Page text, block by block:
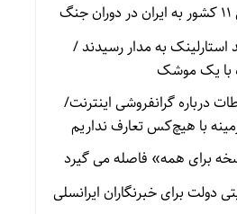
استارلینک به مدار رسیدند /
درباره گرانفروشی اینترنت/
با هیچ‌کس تعارف نداریم
برای همه» فاصله می گیرد